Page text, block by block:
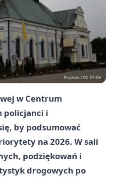
w Centrum
policjanci i
by podsumować
na 2026. W sali
podziękowań i
drogowych po